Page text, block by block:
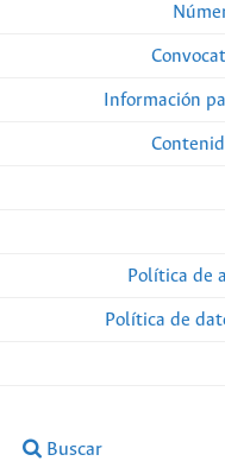
Información
Política de
Política de
Buscar